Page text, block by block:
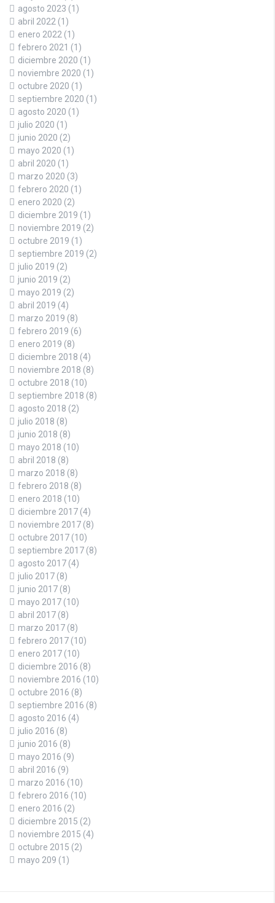
agosto 2023 (1)
abril 2022 (1)
enero 2022 (1)
febrero 2021 (1)
diciembre 2020 (1)
noviembre 2020 (1)
octubre 2020 (1)
septiembre 2020 (1)
agosto 2020 (1)
julio 2020 (1)
junio 2020 (2)
mayo 2020 (1)
abril 2020 (1)
marzo 2020 (3)
febrero 2020 (1)
enero 2020 (2)
diciembre 2019 (1)
noviembre 2019 (2)
octubre 2019 (1)
septiembre 2019 (2)
julio 2019 (2)
junio 2019 (2)
mayo 2019 (2)
abril 2019 (4)
marzo 2019 (8)
febrero 2019 (6)
enero 2019 (8)
diciembre 2018 (4)
noviembre 2018 (8)
octubre 2018 (10)
septiembre 2018 (8)
agosto 2018 (2)
julio 2018 (8)
junio 2018 (8)
mayo 2018 (10)
abril 2018 (8)
marzo 2018 (8)
febrero 2018 (8)
enero 2018 (10)
diciembre 2017 (4)
noviembre 2017 (8)
octubre 2017 (10)
septiembre 2017 (8)
agosto 2017 (4)
julio 2017 (8)
junio 2017 (8)
mayo 2017 (10)
abril 2017 (8)
marzo 2017 (8)
febrero 2017 (10)
enero 2017 (10)
diciembre 2016 (8)
noviembre 2016 (10)
octubre 2016 (8)
septiembre 2016 (8)
agosto 2016 (4)
julio 2016 (8)
junio 2016 (8)
mayo 2016 (9)
abril 2016 (9)
marzo 2016 (10)
febrero 2016 (10)
enero 2016 (2)
diciembre 2015 (2)
noviembre 2015 (4)
octubre 2015 (2)
mayo 209 (1)